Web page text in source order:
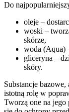
Do
oleje –
woski –
skórze,
woda (Aqua)
gliceryna –
skóry.
Substancje bazowe,
istotną rolę w
Tworzą one na